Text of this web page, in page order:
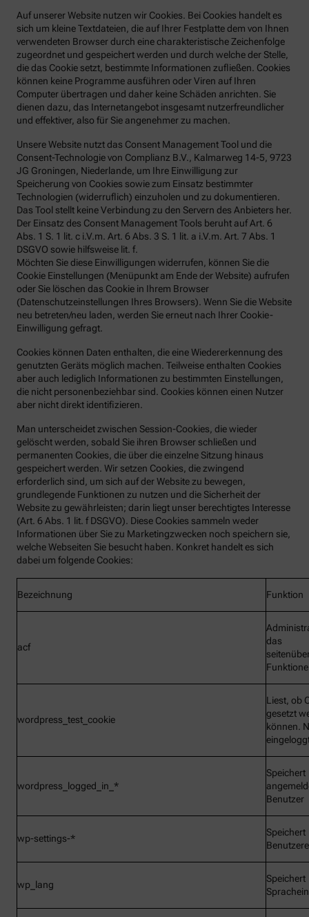
Auf unserer Website nutzen wir Cookies. Bei Cookies handelt es
sich um kleine Textdateien, die auf Ihrer Festplatte dem von Ihnen
verwendeten Browser durch eine charakteristische Zeichenfolge
zugeordnet und gespeichert werden und durch welche der Stelle,
die das Cookie setzt, bestimmte Informationen zufließen. Cookies
können keine Programme ausführen oder Viren auf Ihren
Computer übertragen und daher keine Schäden anrichten. Sie
dienen dazu, das Internetangebot insgesamt nutzerfreundlicher
und effektiver, also für Sie angenehmer zu machen.
Unsere Website nutzt das Consent Management Tool und die
Consent-Technologie von Complianz B.V., Kalmarweg 14-5, 9723
JG Groningen, Niederlande, um Ihre Einwilligung zur
Speicherung von Cookies sowie zum Einsatz bestimmter
Technologien (widerruflich) einzuholen und zu dokumentieren.
Das Tool stellt keine Verbindung zu den Servern des Anbieters her.
Der Einsatz des Consent Management Tools beruht auf Art. 6
Abs. 1 S. 1 lit. c i.V.m. Art. 6 Abs. 3 S. 1 lit. a i.V.m. Art. 7 Abs. 1
DSGVO sowie hilfsweise lit. f.
Möchten Sie diese Einwilligungen widerrufen, können Sie die
Cookie Einstellungen (Menüpunkt am Ende der Website) aufrufen
oder Sie löschen das Cookie in Ihrem Browser
(Datenschutzeinstellungen Ihres Browsers). Wenn Sie die Website
neu betreten/neu laden, werden Sie erneut nach Ihrer Cookie-
Einwilligung gefragt.
Cookies können Daten enthalten, die eine Wiedererkennung des
genutzten Geräts möglich machen. Teilweise enthalten Cookies
aber auch lediglich Informationen zu bestimmten Einstellungen,
die nicht personenbeziehbar sind. Cookies können einen Nutzer
aber nicht direkt identifizieren.
Man unterscheidet zwischen Session-Cookies, die wieder
gelöscht werden, sobald Sie ihren Browser schließen und
permanenten Cookies, die über die einzelne Sitzung hinaus
gespeichert werden. Wir setzen Cookies, die zwingend
erforderlich sind, um sich auf der Website zu bewegen,
grundlegende Funktionen zu nutzen und die Sicherheit der
Website zu gewährleisten; darin liegt unser berechtigtes Interesse
(Art. 6 Abs. 1 lit. f DSGVO). Diese Cookies sammeln weder
Informationen über Sie zu Marketingzwecken noch speichern sie,
welche Webseiten Sie besucht haben. Konkret handelt es sich
dabei um folgende Cookies:
Bezeichnung Funktion
acf
das
wordpress_test_cookie
Liest, ob
gesetzt
können.
wordpress_logged_in_*
Speichert
Benutzer
wp-settings-*
Speichert
wp_lang
Speichert